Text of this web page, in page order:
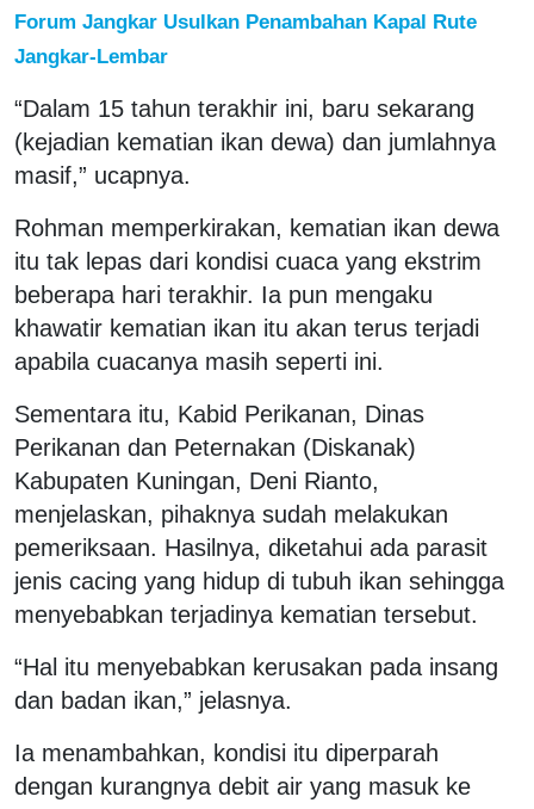
Forum Jangkar Usulkan Penambahan Kapal Rute
Jangkar-Lembar
“Dalam 15 tahun terakhir ini, baru sekarang
(kejadian kematian ikan dewa) dan jumlahnya
masif,” ucapnya.
Rohman memperkirakan, kematian ikan dewa
itu tak lepas dari kondisi cuaca yang ekstrim
beberapa hari terakhir. Ia pun mengaku
khawatir kematian ikan itu akan terus terjadi
apabila cuacanya masih seperti ini.
Sementara itu, Kabid Perikanan, Dinas
Perikanan dan Peternakan (Diskanak)
Kabupaten Kuningan, Deni Rianto,
menjelaskan, pihaknya sudah melakukan
pemeriksaan. Hasilnya, diketahui ada parasit
jenis cacing yang hidup di tubuh ikan sehingga
menyebabkan terjadinya kematian tersebut.
“Hal itu menyebabkan kerusakan pada insang
dan badan ikan,” jelasnya.
Ia menambahkan, kondisi itu diperparah
dengan kurangnya debit air yang masuk ke